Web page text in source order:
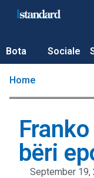
Bota Sociale
Home
bëri
September 19,